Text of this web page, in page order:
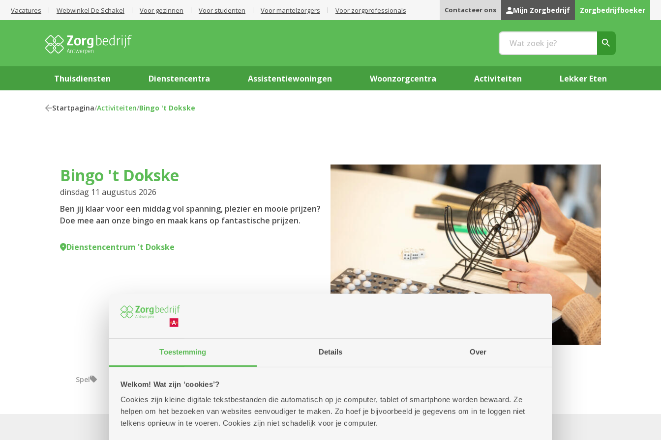
Toestemming Details Over
Welkom! Wat zijn ‘cookies’?
Cookies zijn kleine digitale tekstbestanden die automatisch op je computer, tablet of smartphone worden bewaard. Ze
helpen om het bezoeken van websites eenvoudiger te maken. Zo hoef je bijvoorbeeld je gegevens om in te loggen niet
telkens opnieuw in te voeren. Cookies zijn niet schadelijk voor je computer.
Vacatures Webwinkel De Schakel Voor gezinnen Voor studenten Voor mantelzorgers Voor zorgprofessionals Contacteer ons Mijn Zorgbedrijf Zorgbedrijfboeker
Thuisdiensten Dienstencentra Assistentiewoningen Woonzorgcentra Activiteiten Lekker Eten
Startpagina/Activiteiten/Bingo 't Dokske
Bingo 't Dokske
dinsdag 11 augustus 2026
Ben jij klaar voor een middag vol spanning, plezier en mooie prijzen?
Doe mee aan onze bingo en maak kans op fantastische prijzen.
Dienstencentrum 't Dokske
Spel